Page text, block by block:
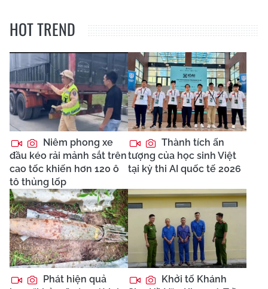
HOT TREND
Niêm phong xe
đầu kéo rải mảnh sắt trên
cao tốc khiến hơn 120 ô
tô thủng lốp
Thành tích ấn
tượng của học sinh Việt
tại kỳ thi AI quốc tế 2026
Phát hiện quả
Khởi tố Khánh